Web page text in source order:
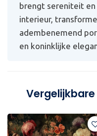
brengt sereniteit
interieur,
adembenemend
en koninklijke